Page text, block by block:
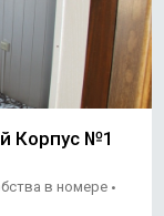
Корпус №1
в номере •